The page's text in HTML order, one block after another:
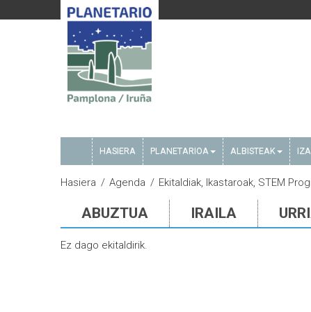
HASIERA PLANETARIOA ALBISTEAK
Hasiera Agenda Ekitaldiak, Ikastaroak, STEM
ABUZTUA IRAILA
Ez dago ekitaldirik.